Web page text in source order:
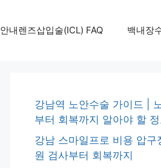
안내렌즈삽입술(ICL) FAQ 백내장
강남역 노안수술 가이드 |
부터 회복까지 알아야 할
강남 스마일프로 비용 압구
원 검사부터 회복까지